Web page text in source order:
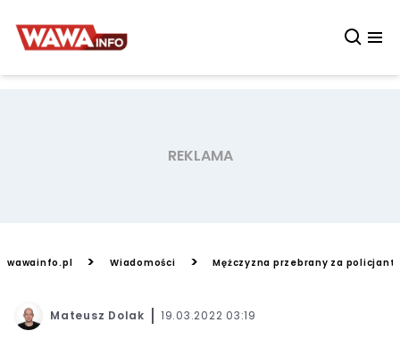
wawainfo.pl > Wiadomości > Mężczyzna przebrany za
Mateusz Dolak 19.03.2022 03:19